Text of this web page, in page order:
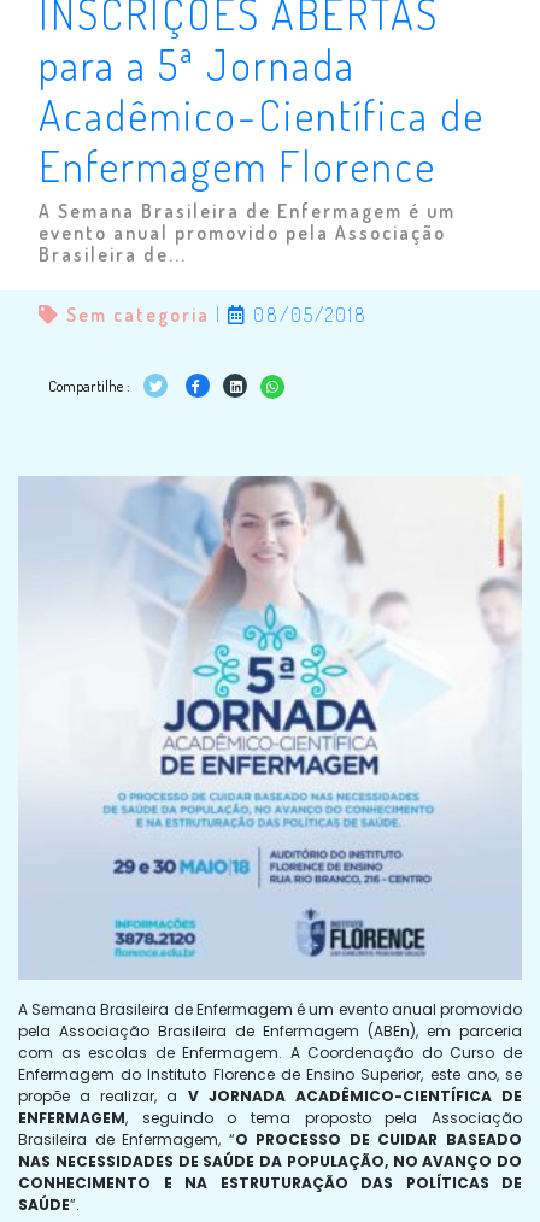
INSCRIÇÕES ABERTAS
para a 5ª Jornada
Acadêmico-Científica de
Enfermagem Florence
A Semana Brasileira de Enfermagem é um
evento anual promovido pela Associação
Brasileira de...
Sem categoria 08/05/2018
Compartilhe :
A Semana Brasileira de Enfermagem é um evento anual promovido
pela Associação Brasileira de Enfermagem (ABEn), em parceria
com as escolas de Enfermagem. A Coordenação do Curso de
Enfermagem do Instituto Florence de Ensino Superior, este ano, se
propõe a realizar, a V JORNADA ACADÊMICO-CIENTÍFICA DE
ENFERMAGEM, seguindo o tema proposto pela Associação
Brasileira de Enfermagem, “O PROCESSO DE CUIDAR BASEADO
NAS NECESSIDADES DE SAÚDE DA POPULAÇÃO, NO AVANÇO DO
CONHECIMENTO E NA ESTRUTURAÇÃO DAS POLÍTICAS DE
SAÚDE”.